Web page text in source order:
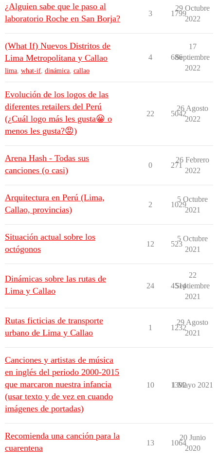
¿Alguien sabe que le paso al
laboratorio Roche en San Borja?
3 1799
29 Octubre
2022
(What If) Nuevos Distritos de
Lima Metropolitana y Callao
lima, what-if, dinámica, callao
4 686
17
Septiembre
2022
Evolución de los logos de las
diferentes retailers del Perú
(¿Cuál logo más les gusta😀 o
menos les gusta?😡)
22 5042
26 Agosto
2022
Arena Hash - Todas sus
canciones (o casi)
0 271
26 Febrero
2022
Arquitectura en Perú (Lima,
Callao, provincias)
2 1029
5 Octubre
2021
Situación actual sobre los
octógonos
12 523
5 Octubre
2021
Dinámicas sobre las rutas de
Lima y Callao
24 4514
22
Septiembre
2021
Rutas ficticias de transporte
urbano de Lima y Callao
1 1232
29 Agosto
2021
Canciones y artistas de música
en inglés del periodo 2000-2015
que marcaron nuestra infancia
(usar texto y de vez en cuando
imágenes de portadas)
10 1392
1 Mayo 2021
Recomienda una canción para la
cuarentena
13 1064
20 Junio
2020